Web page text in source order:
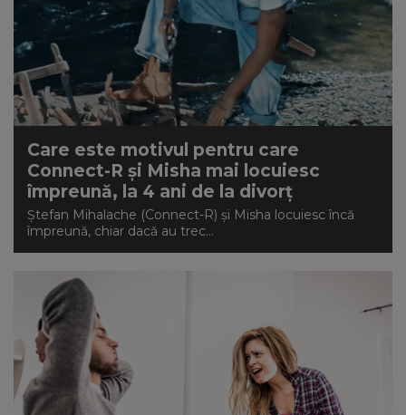
Care este motivul pentru care
Connect-R și Misha mai locuiesc
împreună, la 4 ani de la divorț
Ștefan Mihalache (Connect-R) și Misha locuiesc încă
împreună, chiar dacă au trec...